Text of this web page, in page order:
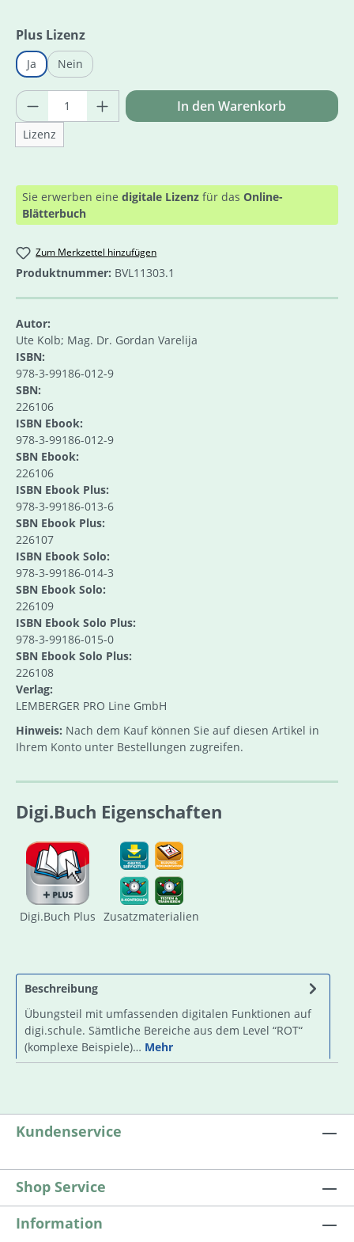
Plus Lizenzauswählen
Ja Nein
Produkt Anzahl: Gib den gewünschten
Lizenz
In den Warenkorb
Sie erwerben eine digitale Lizenz für das Online-
Blätterbuch
Zum Merkzettel hinzufügen
Produktnummer: BVL11303.1
Autor:
Ute Kolb; Mag. Dr. Gordan Varelija
ISBN:
978-3-99186-012-9
SBN:
226106
ISBN Ebook:
978-3-99186-012-9
SBN Ebook:
226106
ISBN Ebook Plus:
978-3-99186-013-6
SBN Ebook Plus:
226107
ISBN Ebook Solo:
978-3-99186-014-3
SBN Ebook Solo:
226109
ISBN Ebook Solo Plus:
978-3-99186-015-0
SBN Ebook Solo Plus:
226108
Verlag:
LEMBERGER PRO Line GmbH
Hinweis: Nach dem Kauf können Sie auf diesen Artikel in
Ihrem Konto unter Bestellungen zugreifen.
Digi.Buch Eigenschaften
Digi.Buch Plus Zusatzmaterialien
Beschreibung
Übungsteil mit umfassenden digitalen Funktionen auf
digi.schule. Sämtliche Bereiche aus dem Level “ROT“
(komplexe Beispiele)… Mehr
Kundenservice
Shop Service
Information